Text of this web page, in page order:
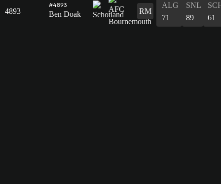
4893
#4893
Ben Doak RM
ALG
71
SNL
89
61